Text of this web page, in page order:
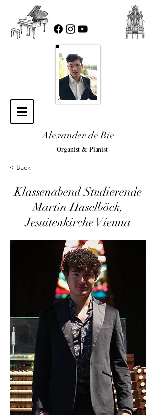
Alexander de Bie
Organist & Pianist
< Back
Klassenabend Studierende
Martin Haselböck,
Jesuitenkirche Vienna